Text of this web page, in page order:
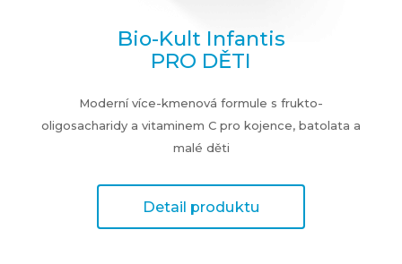
Bio-Kult Infantis
PRO DĚTI
Moderní více-kmenová formule s frukto-
oligosacharidy a vitaminem C pro kojence, batolata a
malé děti
Detail produktu